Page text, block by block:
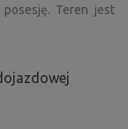
z bogatą
obiadu:
Teren jest